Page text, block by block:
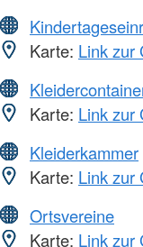
Karte: Link zur
Karte: Link zur
Kleiderkammer
Karte: Link zur
Ortsvereine
Karte: Link zur